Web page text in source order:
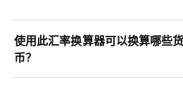
使用此汇率换算器可以换算哪些货
币？